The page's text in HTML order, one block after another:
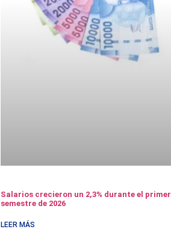
Salarios crecieron un 2,3% durante el primer
semestre de 2026
LEER MÁS